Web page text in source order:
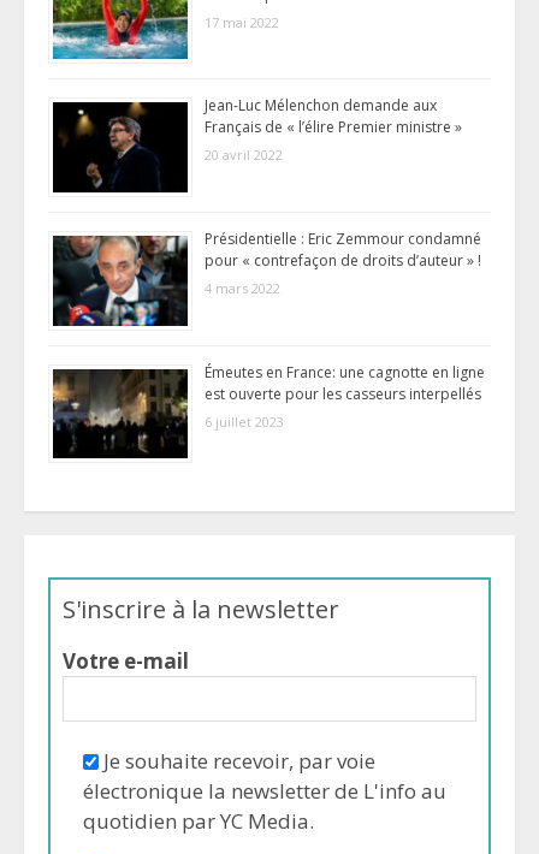
17 mai 2022
Jean-Luc Mélenchon demande aux
Français de « l’élire Premier ministre »
20 avril 2022
Présidentielle : Eric Zemmour condamné
pour « contrefaçon de droits d’auteur » !
4 mars 2022
Émeutes en France: une cagnotte en ligne
est ouverte pour les casseurs interpellés
6 juillet 2023
S'inscrire à la newsletter
Votre e-mail
Je souhaite recevoir, par voie
électronique la newsletter de L'info au
quotidien par YC Media.